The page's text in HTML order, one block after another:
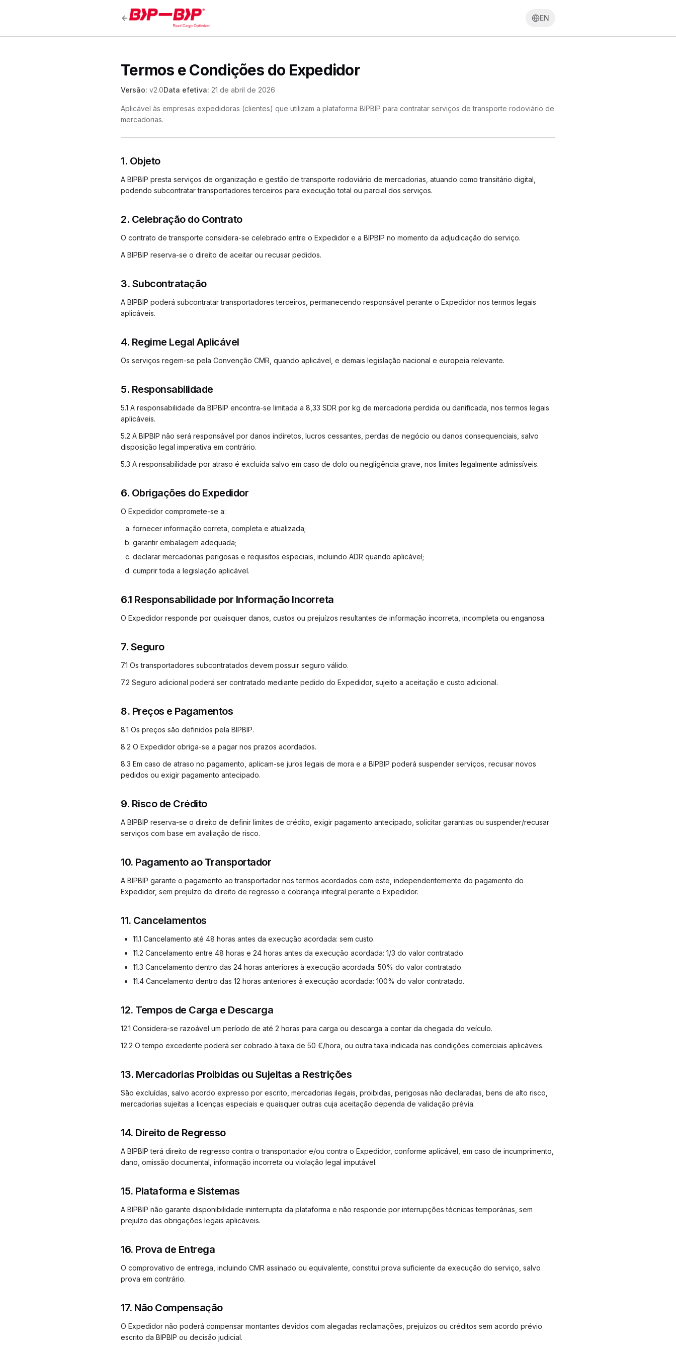
EN
Termos e Condições do Expedidor
Versão: v2.0Data efetiva: 21 de abril de 2026
Aplicável às empresas expedidoras (clientes) que utilizam a plataforma BIPBIP para contratar serviços de transporte rodoviário de
mercadorias.
1. Objeto
A BIPBIP presta serviços de organização e gestão de transporte rodoviário de mercadorias, atuando como transitário digital,
podendo subcontratar transportadores terceiros para execução total ou parcial dos serviços.
2. Celebração do Contrato
O contrato de transporte considera-se celebrado entre o Expedidor e a BIPBIP no momento da adjudicação do serviço.
A BIPBIP reserva-se o direito de aceitar ou recusar pedidos.
3. Subcontratação
A BIPBIP poderá subcontratar transportadores terceiros, permanecendo responsável perante o Expedidor nos termos legais
aplicáveis.
4. Regime Legal Aplicável
Os serviços regem-se pela Convenção CMR, quando aplicável, e demais legislação nacional e europeia relevante.
5. Responsabilidade
5.1 A responsabilidade da BIPBIP encontra-se limitada a 8,33 SDR por kg de mercadoria perdida ou danificada, nos termos legais
aplicáveis.
5.2 A BIPBIP não será responsável por danos indiretos, lucros cessantes, perdas de negócio ou danos consequenciais, salvo
disposição legal imperativa em contrário.
5.3 A responsabilidade por atraso é excluída salvo em caso de dolo ou negligência grave, nos limites legalmente admissíveis.
6. Obrigações do Expedidor
O Expedidor compromete-se a:
fornecer informação correta, completa e atualizada;
garantir embalagem adequada;
declarar mercadorias perigosas e requisitos especiais, incluindo ADR quando aplicável;
cumprir toda a legislação aplicável.
6.1 Responsabilidade por Informação Incorreta
O Expedidor responde por quaisquer danos, custos ou prejuízos resultantes de informação incorreta, incompleta ou enganosa.
7. Seguro
7.1 Os transportadores subcontratados devem possuir seguro válido.
7.2 Seguro adicional poderá ser contratado mediante pedido do Expedidor, sujeito a aceitação e custo adicional.
8. Preços e Pagamentos
8.1 Os preços são definidos pela BIPBIP.
8.2 O Expedidor obriga-se a pagar nos prazos acordados.
8.3 Em caso de atraso no pagamento, aplicam-se juros legais de mora e a BIPBIP poderá suspender serviços, recusar novos
pedidos ou exigir pagamento antecipado.
9. Risco de Crédito
A BIPBIP reserva-se o direito de definir limites de crédito, exigir pagamento antecipado, solicitar garantias ou suspender/recusar
serviços com base em avaliação de risco.
10. Pagamento ao Transportador
A BIPBIP garante o pagamento ao transportador nos termos acordados com este, independentemente do pagamento do
Expedidor, sem prejuízo do direito de regresso e cobrança integral perante o Expedidor.
11. Cancelamentos
11.1 Cancelamento até 48 horas antes da execução acordada: sem custo.
11.2 Cancelamento entre 48 horas e 24 horas antes da execução acordada: 1/3 do valor contratado.
11.3 Cancelamento dentro das 24 horas anteriores à execução acordada: 50% do valor contratado.
11.4 Cancelamento dentro das 12 horas anteriores à execução acordada: 100% do valor contratado.
12. Tempos de Carga e Descarga
12.1 Considera-se razoável um período de até 2 horas para carga ou descarga a contar da chegada do veículo.
12.2 O tempo excedente poderá ser cobrado à taxa de 50 €/hora, ou outra taxa indicada nas condições comerciais aplicáveis.
13. Mercadorias Proibidas ou Sujeitas a Restrições
São excluídas, salvo acordo expresso por escrito, mercadorias ilegais, proibidas, perigosas não declaradas, bens de alto risco,
mercadorias sujeitas a licenças especiais e quaisquer outras cuja aceitação dependa de validação prévia.
14. Direito de Regresso
A BIPBIP terá direito de regresso contra o transportador e/ou contra o Expedidor, conforme aplicável, em caso de incumprimento,
dano, omissão documental, informação incorreta ou violação legal imputável.
15. Plataforma e Sistemas
A BIPBIP não garante disponibilidade ininterrupta da plataforma e não responde por interrupções técnicas temporárias, sem
prejuízo das obrigações legais aplicáveis.
16. Prova de Entrega
O comprovativo de entrega, incluindo CMR assinado ou equivalente, constitui prova suficiente da execução do serviço, salvo
prova em contrário.
17. Não Compensação
O Expedidor não poderá compensar montantes devidos com alegadas reclamações, prejuízos ou créditos sem acordo prévio
escrito da BIPBIP ou decisão judicial.